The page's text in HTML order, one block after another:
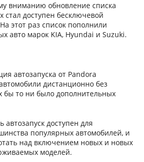
вниманию обновление списка
стал доступен бесключевой
этот раз список пополнили
авто марок KIA, Hyundai и Suzuki.
автозапуска от Pandora
дистанционно без
бы то ни было дополнительных
доступен для
популярных автомобилей, и
над включением новых и новых
моделей.